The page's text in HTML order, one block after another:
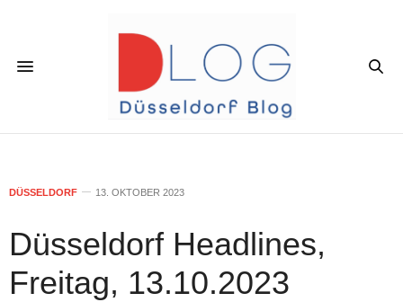
DÜSSELDORF 13. OKTOBER 2023
Düsseldorf Headlines,
Freitag, 13.10.2023